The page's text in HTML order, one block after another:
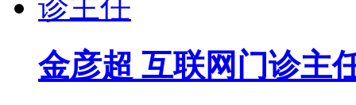
金彦超 互联网门诊主